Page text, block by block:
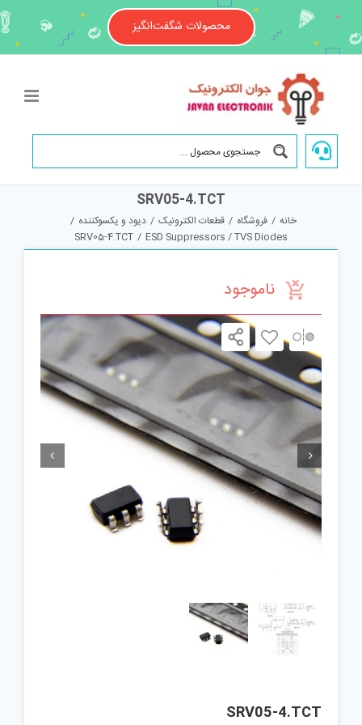
content
محصولات شگفت‌انگیز
SRV05-4.TCT
خانه / فروشگاه / قطعات الکترونیک / دیود و یکسوکننده /
ESD Suppressors / TVS Diodes
/
SRV05-4.TCT
ناموجود
 
SRV05-4.TCT